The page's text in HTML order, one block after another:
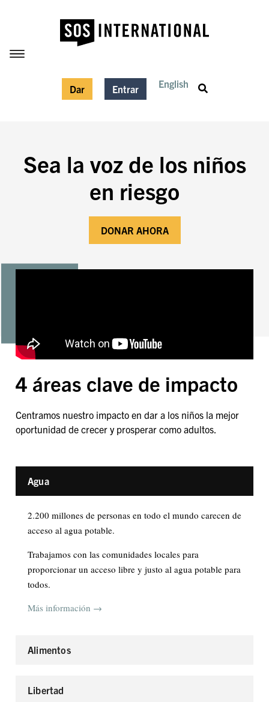
Dar Entrar English
Sea la voz de los niños
en riesgo
DONAR AHORA
4 áreas clave de impacto
Centramos nuestro impacto en dar a los niños la mejor
oportunidad de crecer y prosperar como adultos.
Agua
2.200 millones de personas en todo el mundo carecen de
acceso al agua potable.
Trabajamos con las comunidades locales para
proporcionar un acceso libre y justo al agua potable para
todos.
Más información →
Alimentos
Libertad